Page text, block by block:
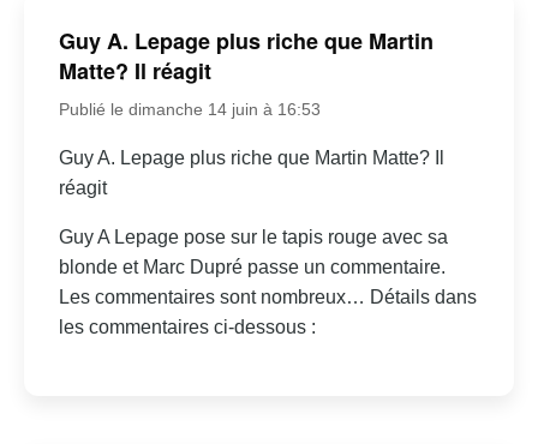
Guy A. Lepage plus riche que Martin
Matte? Il réagit
Publié le dimanche 14 juin à 16:53
Guy A. Lepage plus riche que Martin Matte? Il
réagit
Guy A Lepage pose sur le tapis rouge avec sa
blonde et Marc Dupré passe un commentaire.
Les commentaires sont nombreux… Détails dans
les commentaires ci-dessous :